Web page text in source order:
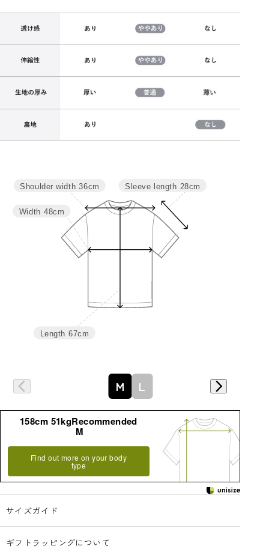
サイズ 肩幅 袖丈
96 28
37.5 29
Sleeve length 28cm
Length 67cm
Width 48cm
Shoulder width 36cm
M L
158cm 51kgRecommended
M
Find out more on your body
type
サイズガイド
ギフトラッピングについて